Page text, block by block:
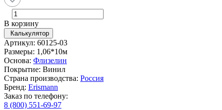
В корзину
Калькулятор
Артикул: 60125-03
Размеры: 1,06*10м
Основа: Флизелин
Покрытие: Винил
Страна производства: Россия
Бренд: Erismann
Заказ по телефону:
8 (800) 551-69-97